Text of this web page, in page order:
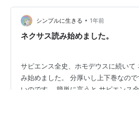
う体験だった。4回は読んだ。読んだ
を書いたり消したりでなかなか進まず
になってしまった。この文章を…
シンプルに生きる • 1年前
ネクサス読み始めました。